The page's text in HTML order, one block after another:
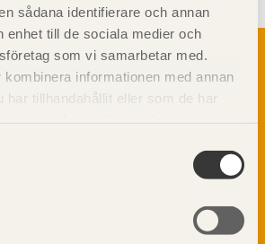
sådana identifierare och annan
enhet till de sociala medier och
som vi samarbetar med.
informationen med annan
har tillhandahållit eller som de har
digitala handboken för trä och